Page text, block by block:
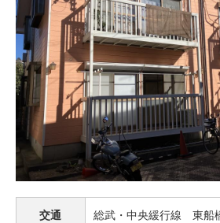
交通 総武・中央緩行線 東船